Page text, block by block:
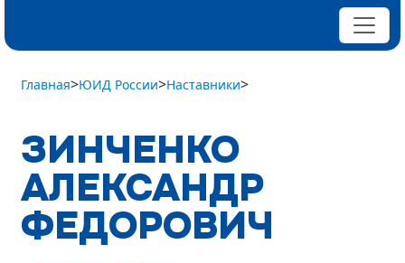
Главная>ЮИД России>Наставники>
ЗИНЧЕНКО
АЛЕКСАНДР
ФЕДОРОВИЧ